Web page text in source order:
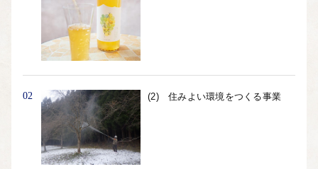
02 (2) 住みよい環境をつくる事業